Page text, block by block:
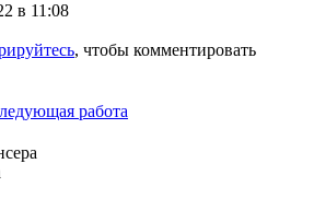
в 11:08
, чтобы комментировать
работа